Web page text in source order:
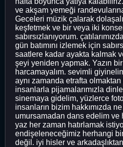
ve akşam yemeği
Geceleri müzik çalarak
keşfetmek ve bir veya iki
sabırsızlanıyorum.
gün batımını izlemek için
saatlere kadar ayakta kalmak
şeyi yeniden yapmak. Yazın
harcamayalım. sevimli
aynı zamanda etrafta olmaktan
insanlarla pijamalarımızla
sinemaya gidelim, yüzlerce
insanların bizim hakkımızda
umursamadan dans edelim ve
yaz her zaman hatırlamak
endişeleneceğimiz herhangi
değil. iyi hisler ve